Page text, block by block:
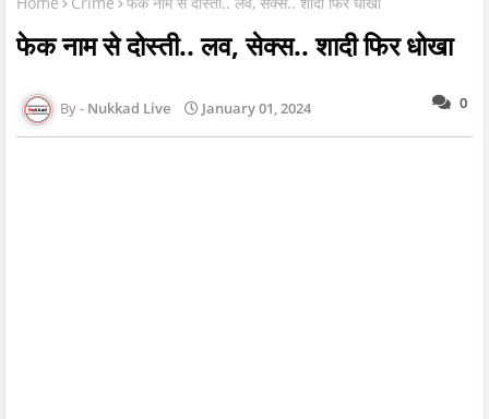
फेक नाम से दोस्ती.. लव, सेक्स.. शादी फिर धोखा
0
Nukkad Live January 01, 2024